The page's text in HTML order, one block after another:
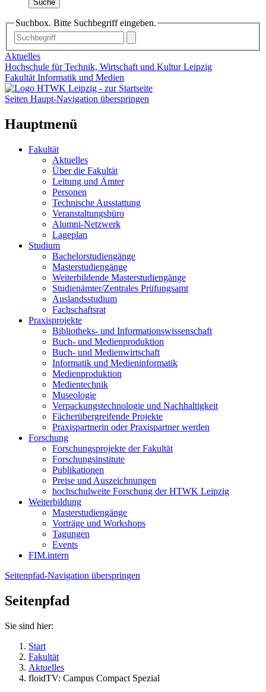
Suche
Suchbox. Bitte Suchbegriff eingeben.
Aktuelles
Hochschule für Technik, Wirtschaft und Kultur Leipzig
Fakultät Informatik und Medien
Seiten Haupt-Navigation überspringen
Hauptmenü
Fakultät
Aktuelles
Über die Fakultät
Leitung und Ämter
Personen
Technische Ausstattung
Veranstaltungsbüro
Alumni-Netzwerk
Lageplan
Studium
Bachelorstudiengänge
Masterstudiengänge
Weiterbildende Masterstudiengänge
Studienämter/Zentrales Prüfungsamt
Auslandsstudium
Fachschaftsrat
Praxisprojekte
Bibliotheks- und Informationswissenschaft
Buch- und Medienproduktion
Buch- und Medienwirtschaft
Informatik und Medieninformatik
Medienproduktion
Medientechnik
Museologie
Verpackungstechnologie und Nachhaltigkeit
Fächerübergreifende Projekte
Praxispartnerin oder Praxispartner werden
Forschung
Forschungsprojekte der Fakultät
Forschungsinstitute
Publikationen
Preise und Auszeichnungen
hochschulweite Forschung der HTWK Leipzig
Weiterbildung
Masterstudiengänge
Vorträge und Workshops
Tagungen
Events
FIM.intern
Seitenpfad-Navigation überspringen
Seitenpfad
Sie sind hier:
Start
Fakultät
Aktuelles
floidTV: Campus Compact Spezial